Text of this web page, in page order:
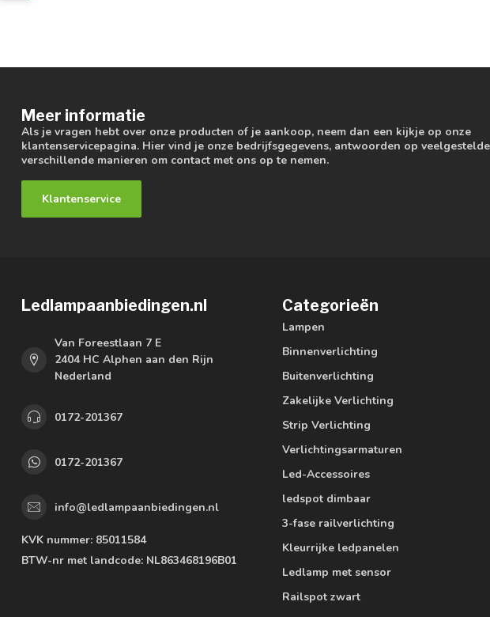
Meer informatie
Als je vragen hebt over onze producten of je aankoop, neem dan een kijkje op onze
klantenservicepagina. Hier vind je onze bedrijfsgegevens, antwoorden op
verschillende manieren om contact met ons op te nemen.
Klantenservice
Ledlampaanbiedingen.nl
Van Foreestlaan 7 E
2404 HC Alphen aan den Rijn
Nederland
0172-201367
0172-201367
info@ledlampaanbiedingen.nl
KVK nummer: 85011584
BTW-nr met landcode: NL863468196B01
Categorieën
Lampen
Binnenverlichting
Buitenverlichting
Zakelijke Verlichting
Strip Verlichting
Verlichtingsarmaturen
Led-Accessoires
ledspot dimbaar
3-fase railverlichting
Kleurrijke ledpanelen
Ledlamp met sensor
Railspot zwart